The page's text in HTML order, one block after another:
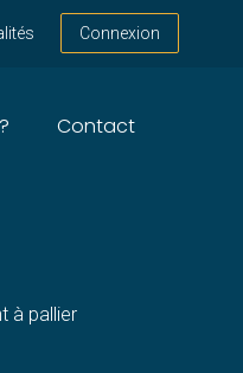
Connexion
Contact
à pallier